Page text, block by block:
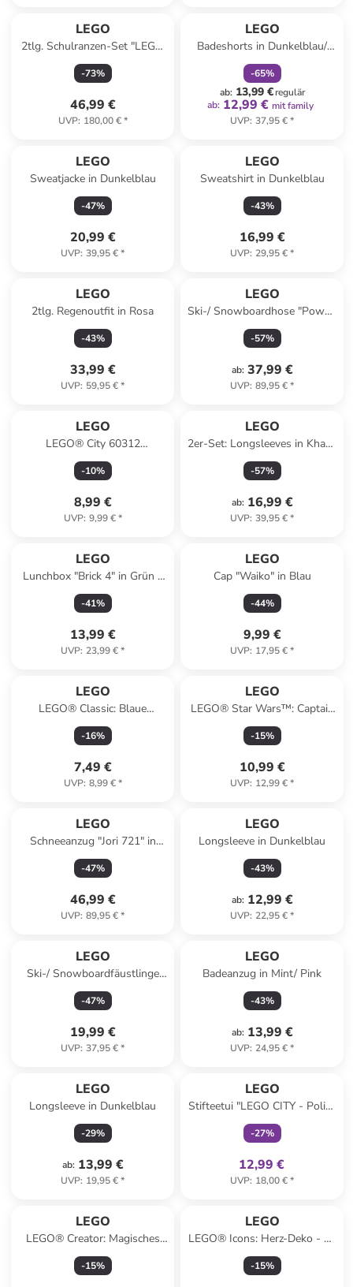
LEGO
2tlg. Schulranzen-Set "LEGO
NINJAGO" in Blau - (B)40 x
(H)25 x (T)17 cm
-73%
46,99 €
UVP: 180,00 €*
LEGO
Badeshorts in Dunkelblau/
Bunt
-65%
ab: 13,99 €regulär
ab: 12,99 € mit family
UVP: 37,95 €*
LEGO
Sweatjacke in Dunkelblau
-47%
20,99 €
UVP: 39,95 €*
LEGO
Sweatshirt in Dunkelblau
-43%
16,99 €
UVP: 29,95 €*
LEGO
2tlg. Regenoutfit in Rosa
-43%
33,99 €
UVP: 59,95 €*
LEGO
Ski-/ Snowboardhose "Powai"
in Schwarz
-57%
ab: 37,99 €
UVP: 89,95 €*
LEGO
LEGO® City 60312
Polizeiauto - ab 5 Jahren
-10%
8,99 €
UVP: 9,99 €*
LEGO
2er-Set: Longsleeves in Khaki/
Dunkelblau
-57%
ab: 16,99 €
UVP: 39,95 €*
LEGO
Lunchbox "Brick 4" in Grün -
(B)16,5 x (H)11,6 x (T)17,3 cm
-41%
13,99 €
UVP: 23,99 €*
LEGO
Cap "Waiko" in Blau
-44%
9,99 €
UVP: 17,95 €*
LEGO
LEGO® Classic: Blaue
Bauplatte - ab 4 Jahren
-16%
7,49 €
UVP: 8,99 €*
LEGO
LEGO® Star Wars™: Captain
Rex™ Y-Wing™ Microfighter -
ab 6 Jahren
-15%
10,99 €
UVP: 12,99 €*
LEGO
Schneeanzug "Jori 721" in
Dunkelblau
-47%
46,99 €
UVP: 89,95 €*
LEGO
Longsleeve in Dunkelblau
-43%
ab: 12,99 €
UVP: 22,95 €*
LEGO
Ski-/ Snowboardfäustlinge
"Agan" in Schwarz/ Rot
-47%
19,99 €
UVP: 37,95 €*
LEGO
Badeanzug in Mint/ Pink
-43%
ab: 13,99 €
UVP: 24,95 €*
LEGO
Longsleeve in Dunkelblau
-29%
ab: 13,99 €
UVP: 19,95 €*
LEGO
Stifteetui "LEGO CITY - Police
Adventure" in Blau - (B)21 x
(H)10 x (T)6 cm
-27%
12,99 €
UVP: 18,00 €*
LEGO
LEGO® Creator: Magisches
Einhorn - ab 7 Jahren
-15%
LEGO
LEGO® Icons: Herz-Deko - ab
9 Jahren
-15%